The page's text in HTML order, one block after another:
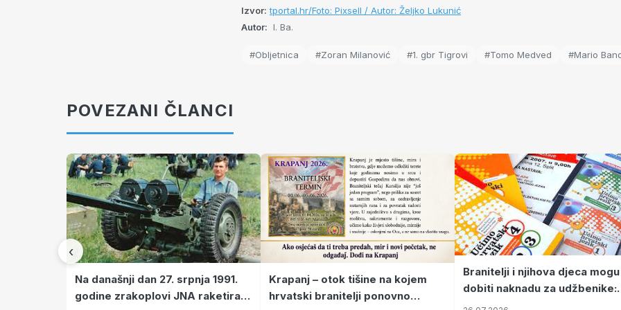
Izvor: tportal.hr/Foto: Pixsell / Autor: Željko Lukunić
Autor: I. Ba.
#Obljetnica #Zoran Milanović #1. gbr Tigrovi #Tomo Medved #Mario
POVEZANI ČLANCI
‹
Na današnji dan 27. srpnja 1991.
godine zrakoplovi JNA raketirali
Krapanj – otok tišine na kojem
hrvatski branitelji ponovno
Branitelji i njihova djeca mogu
dobiti naknadu za udžbenike:
zahtjevi se podnose do 31.